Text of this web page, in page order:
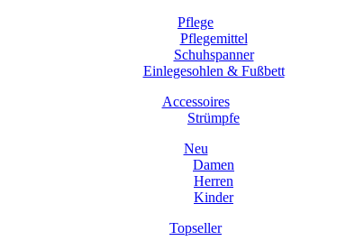
Pflege
Pflegemittel
Schuhspanner
Einlegesohlen & Fußbett
Accessoires
Strümpfe
Neu
Damen
Herren
Kinder
Topseller